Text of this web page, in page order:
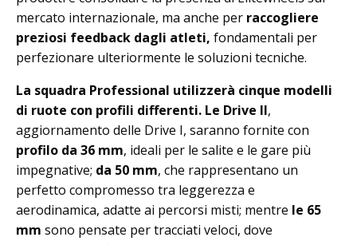
mercato internazionale, ma anche per raccogliere
preziosi feedback dagli atleti, fondamentali per
perfezionare ulteriormente le soluzioni tecniche.
La squadra Professional utilizzerà cinque modelli
di ruote con profili differenti. Le Drive II,
aggiornamento delle Drive I, saranno fornite con
profilo da 36 mm, ideali per le salite e le gare più
impegnative; da 50 mm, che rappresentano un
perfetto compromesso tra leggerezza e
aerodinamica, adatte ai percorsi misti; mentre le 65
mm sono pensate per tracciati veloci, dove